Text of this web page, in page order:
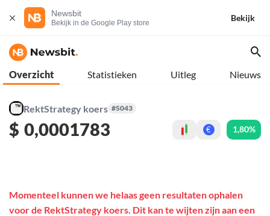
Newsbit
Bekijk in de Google Play store
Bekijk
Overzicht Statistieken Uitleg Nieuws
RektStrategy koers #5043
$ 0,0001783 € 1,80%
Momenteel kunnen we helaas geen resultaten ophalen
voor de RektStrategy koers. Dit kan te wijten zijn aan een